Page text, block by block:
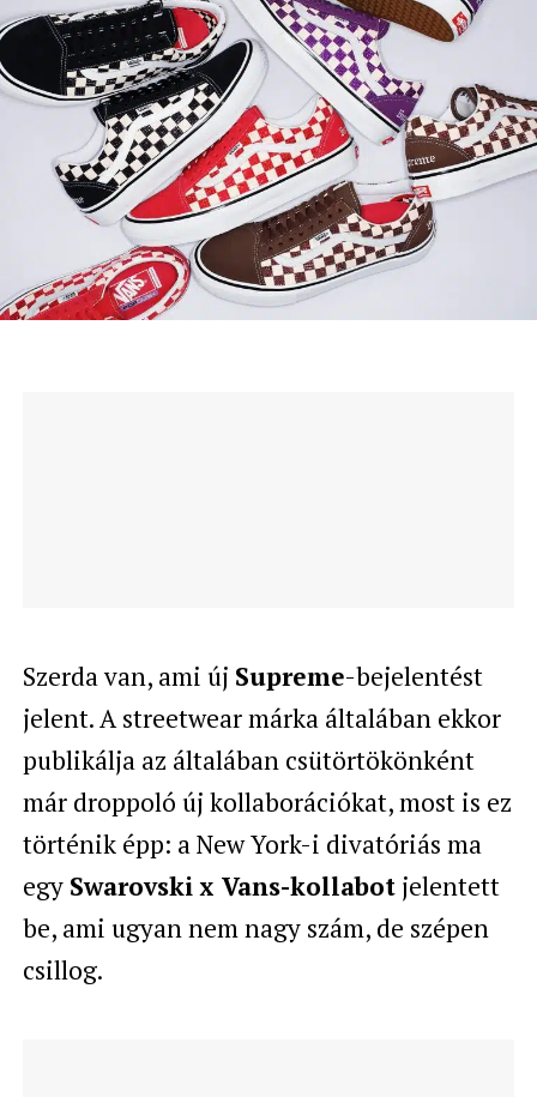
Szerda van, ami új Supreme-bejelentést
jelent. A streetwear márka általában ekkor
publikálja az általában csütörtökönként
már droppoló új kollaborációkat, most is ez
történik épp: a New York-i divatóriás ma
egy Swarovski x Vans-kollabotjelentett
be, ami ugyan nem nagy szám, de szépen
csillog.